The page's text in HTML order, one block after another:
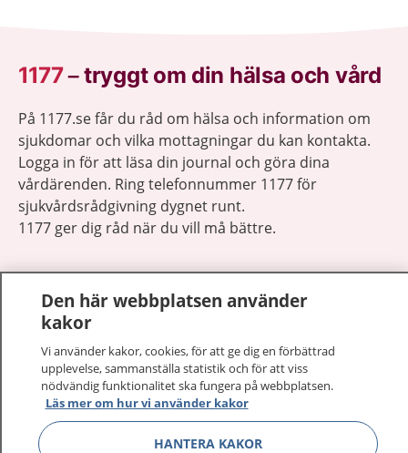
1177–tryggt om din hälsa och vård
På 1177.se får du råd om hälsa och information om
sjukdomar och vilka mottagningar du kan kontakta.
Logga in för att läsa din journal och göra dina
vårdärenden. Ring telefonnummer 1177 för
sjukvårdsrådgivning dygnet runt.
1177 ger dig råd när du vill må bättre.
1177 på flera språk
Om 1177
Kontakt Visa
Den här webbplatsen använder
kakor
Vi använder kakor, cookies, för att ge dig en förbättrad
upplevelse, sammanställa statistik och för att viss
nödvändig funktionalitet ska fungera på webbplatsen.
Läs mer om hur vi använder kakor
HANTERA KAKOR